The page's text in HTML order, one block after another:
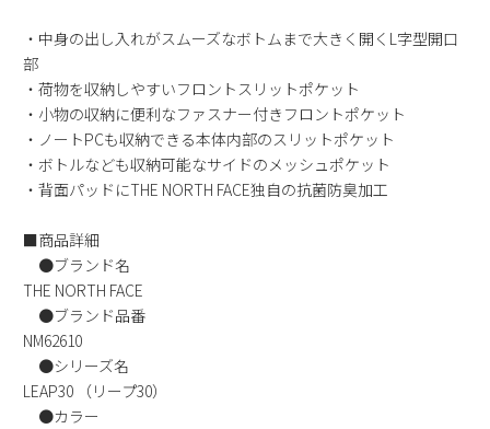
20
21 22 23 24 25
26
会社概要
プライバシーポリシー
特定商取引法に基づく表示
・中身の出し入れがスムーズなボトムまで大きく開くL字型開口
部
・荷物を収納しやすいフロントスリットポケット
・小物の収納に便利なファスナー付きフロントポケット
・ノートPCも収納できる本体内部のスリットポケット
・ボトルなども収納可能なサイドのメッシュポケット
・背面パッドにTHE NORTH FACE独自の抗菌防臭加工
■商品詳細
●ブランド名
THE NORTH FACE
●ブランド品番
NM62610
●シリーズ名
LEAP30 （リープ30）
●カラー